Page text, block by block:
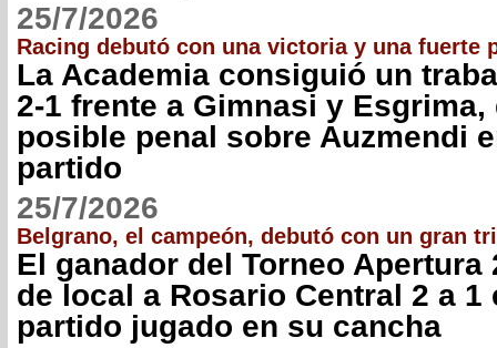
25/7/2026
Racing debutó con una victoria y una fuerte
La Academia consiguió un
2-1 frente a Gimnasi y
posible penal sobre Auzmendi
partido
25/7/2026
Belgrano, el campeón, debutó con un gran
El ganador del Torneo Apertura
de local a Rosario Central 2 a 1
partido jugado en su cancha